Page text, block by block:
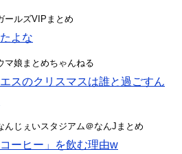
ールズVIPまとめ
よな
マ娘まとめちゃんねる
スのクリスマスは誰と過ごすん
んじぇいスタジアム＠なんJまとめ
ーヒー」を飲む理由w